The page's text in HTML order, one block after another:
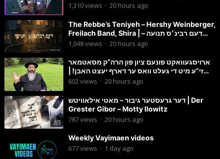
1,310views · 20 hours ago
The Rebbe’s Teniyeh – Hershy Weinberger,
Freilach Band, Shira | דעם רבינ׳ס תנועה –
הערשי וויינבערגער
1,048views · 20 hours ago
ארויסגעוואקט פונעם ציון פון הרה”ק מסאטמאר
זי”ע מיט די געלט וואס ער דארף יעצט האבן! |
הרב מענדל ווייס
602views · 20 hours ago
דער גרעסטער גיבור – מאטי אילאוויטש | Der
Grester Gibor – Motty Ilowitz
787views · 20 hours ago
Weekly Vayimaen videos
677views · 1 day ago